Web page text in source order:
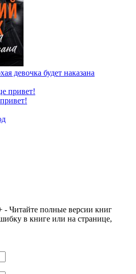
девочка будет наказана
Читайте полные версии книг
в книге или на странице,